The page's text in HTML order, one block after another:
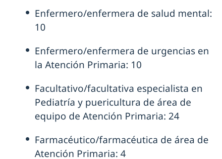
Enfermero/enfermera de salud mental:
10
Enfermero/enfermera de urgencias en
la Atención Primaria: 10
Facultativo/facultativa especialista en
Pediatría y puericultura de área de
equipo de Atención Primaria: 24
Farmacéutico/farmacéutica de área de
Atención Primaria: 4